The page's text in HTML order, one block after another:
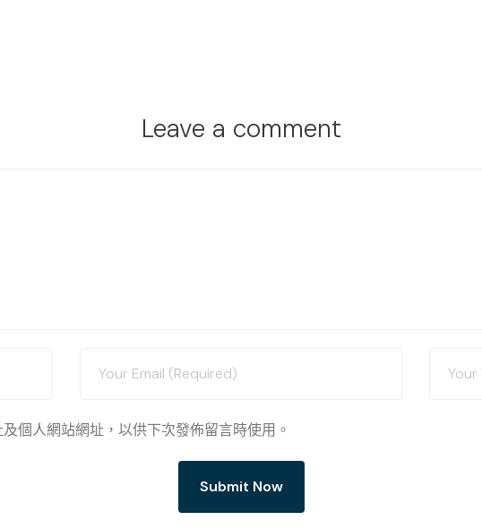
Leave a comment
個人網站網址，以供下次發佈留言時使用。